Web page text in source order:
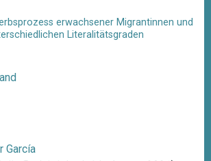
erwachsener Migrantinnen und
Literalitätsgraden
García